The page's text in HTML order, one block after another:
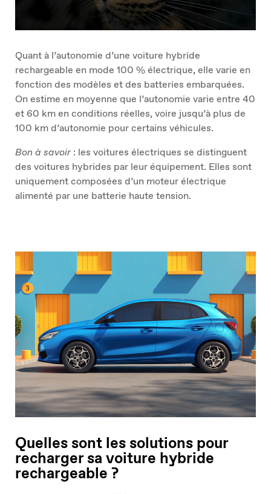
Quant à l’autonomie d’une voiture hybride
rechargeable en mode 100 % électrique, elle varie en
fonction des modèles et des batteries embarquées.
On estime en moyenne que l’autonomie varie entre 40
et 60 km en conditions réelles, voire jusqu’à plus de
100 km d’autonomie pour certains véhicules.
Bon à savoir: les voitures électriques se distinguent
des voitures hybrides par leur équipement. Elles sont
uniquement composées d’un moteur électrique
alimenté par une batterie haute tension.
Quelles sont les solutions pour
recharger sa voiture hybride
rechargeable ?